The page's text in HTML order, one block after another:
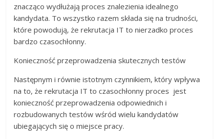
znacząco wydłużają proces znalezienia idealnego
kandydata. To wszystko razem składa się na trudności,
które powodują, że rekrutacja IT to nierzadko proces
bardzo czasochłonny.
Konieczność przeprowadzenia skutecznych testów
Następnym i równie istotnym czynnikiem, który wpływa
na to, że rekrutacja IT to czasochłonny proces jest
konieczność przeprowadzenia odpowiednich i
rozbudowanych testów wśród wielu kandydatów
ubiegających się o miejsce pracy.